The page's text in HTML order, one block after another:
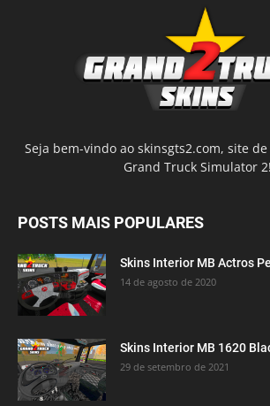
Seja bem-vindo ao skinsgts2.com, site
Grand Truck Simulator 2!
POSTS MAIS POPULARES
Skins Interior MB Actros
14 de agosto de 2020
Skins Interior MB 1620
29 de setembro de 2021